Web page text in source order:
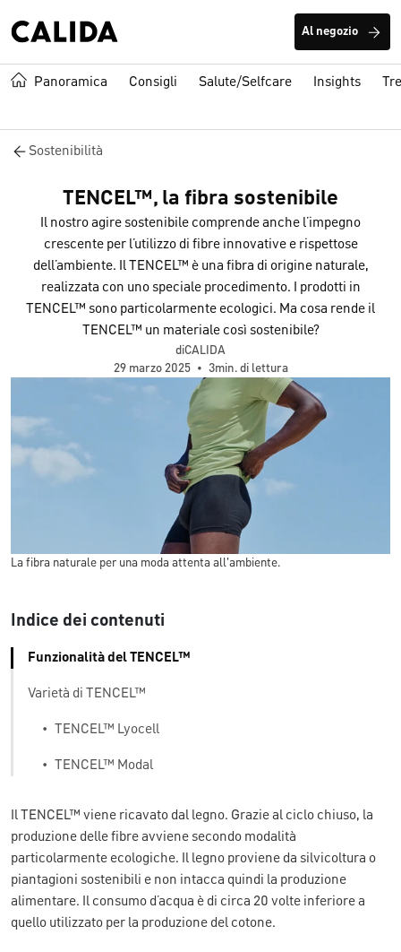
Al negozio
Panoramica Consigli Salute/Selfcare Insights
Sostenibilità
TENCEL™, la fibra sostenibile
Il nostro agire sostenibile comprende anche l’impegno
crescente per l’utilizzo di fibre innovative e rispettose
dell’ambiente. Il TENCEL™ è una fibra di origine naturale,
realizzata con uno speciale procedimento. I prodotti in
TENCEL™ sono particolarmente ecologici. Ma cosa rende il
TENCEL™ un materiale così sostenibile?
diCALIDA
29 marzo 2025
• 3min. di lettura
La fibra naturale per una moda attenta all'ambiente.
Indice dei contenuti
Funzionalità del TENCEL™
Varietà di TENCEL™
• TENCEL™ Lyocell
• TENCEL™ Modal
Il TENCEL™ viene ricavato dal legno. Grazie al ciclo chiuso, la
produzione delle fibre avviene secondo modalità
particolarmente ecologiche. Il legno proviene da silvicoltura o
piantagioni sostenibili e non intacca quindi la produzione
alimentare. Il consumo d’acqua è di circa 20 volte inferiore a
quello utilizzato per la produzione del cotone.